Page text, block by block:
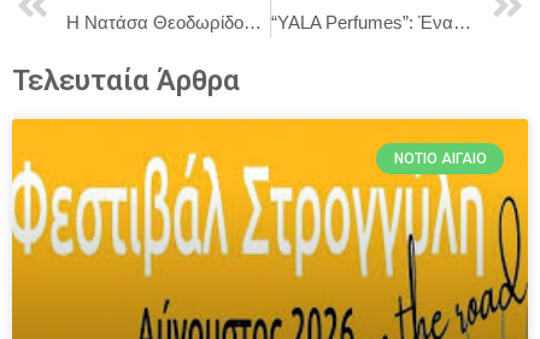
Η Νατάσα Θεοδωρίδου… Μ’ ένα Φορτηγό τραγούδια στο Κατράκειο Θέατρο, στις 10 Ιουνίου || 10 ΜΕΡΕΣ ΜΕΧΡΙ ΤΗ ΜΕΓΑΛΗ ΣΥΝΑΥΛΙΑ!
“YALA Perfumes”: Ένα ξεχωριστό Grand Opening Event που δεν έλειπε κανείς, εντός του γνωστού “Atelier Marina Galani” !
Τελευταία Άρθρα
ΝΌΤΙΟ ΑΙΓΑΊΟ